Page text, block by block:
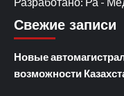
Свежие записи
Новые
возможности